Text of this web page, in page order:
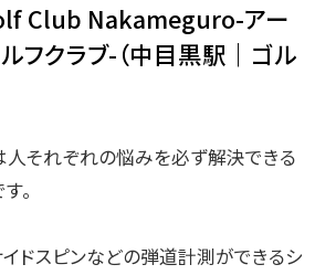
Club Nakameguro-アー
フクラブ-（中目黒駅｜ゴル
人それぞれの悩みを必ず解決できる
。
ドスピンなどの弾道計測ができるシ